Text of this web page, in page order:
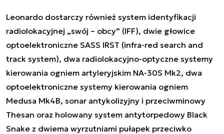
Leonardo dostarczy również system identyfikacji
radiolokacyjnej „swój – obcy” (IFF), dwie głowice
optoelektroniczne SASS IRST (infra-red search and
track system), dwa radiolokacyjno-optyczne systemy
kierowania ogniem artyleryjskim NA-30S Mk2, dwa
optoelektroniczne systemy kierowania ogniem
Medusa Mk4B, sonar antykolizyjny i przeciwminowy
Thesan oraz holowany system antytorpedowy Black
Snake z dwiema wyrzutniami pułapek przeciwko